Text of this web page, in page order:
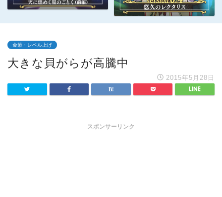
金策・レベル上げ
大きな貝がらが高騰中
2015年5月28日
スポンサーリンク